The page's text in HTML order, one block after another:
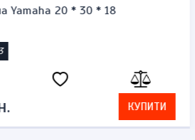
Запальничка бензинова тип
На складі